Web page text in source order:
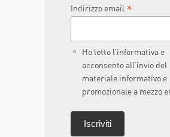
Indirizzo email *
Ho letto l’informativa e
acconsento all’invio del
materiale informativo e
promozionale a mezzo